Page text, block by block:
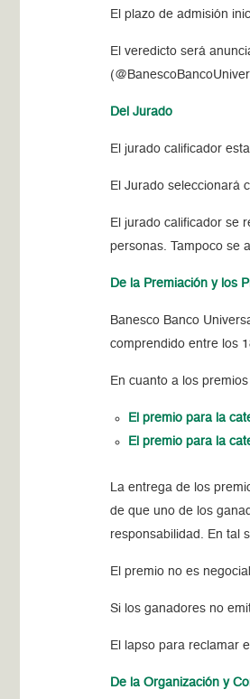
El plazo de admisión
El veredicto será
(
Del Jurado
El jurado calificador
El Jurado seleccionará
El jurado calificador se
personas. Tampoco se
De la Premiación y los
Banesco Banco
comprendido entre los
En cuanto a los
El premio para la
El premio para la
La entrega de los
de que uno de los
responsabilidad. En tal
El premio no es
Si los ganadores no
El lapso para reclamar
De la Organización y